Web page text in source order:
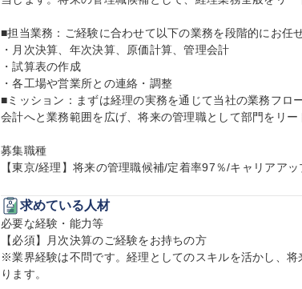
■担当業務：ご経験に合わせて以下の業務を段階的にお任
・月次決算、年次決算、原価計算、管理会計
・試算表の作成
・各工場や営業所との連絡・調整
■ミッション：まずは経理の実務を通じて当社の業務フロ
会計へと業務範囲を広げ、将来の管理職として部門をリー
募集職種
【東京/経理】将来の管理職候補/定着率97％/キャリアア
求めている人材
必要な経験・能力等
【必須】月次決算のご経験をお持ちの方
※業界経験は不問です。経理としてのスキルを活かし、
ります。